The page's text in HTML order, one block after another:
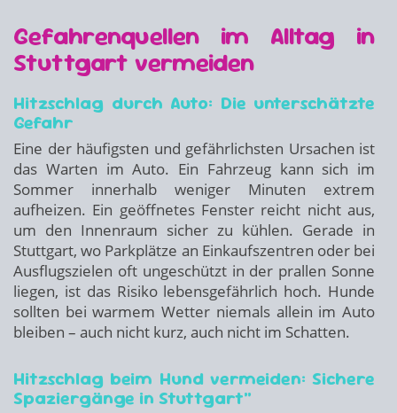
Gefahrenquellen im Alltag in
Stuttgart vermeiden
Hitzschlag durch Auto: Die unterschätzte
Gefahr
Eine der häufigsten und gefährlichsten Ursachen ist
das Warten im Auto. Ein Fahrzeug kann sich im
Sommer innerhalb weniger Minuten extrem
aufheizen. Ein geöffnetes Fenster reicht nicht aus,
um den Innenraum sicher zu kühlen. Gerade in
Stuttgart, wo Parkplätze an Einkaufszentren oder bei
Ausflugszielen oft ungeschützt in der prallen Sonne
liegen, ist das Risiko lebensgefährlich hoch. Hunde
sollten bei warmem Wetter niemals allein im Auto
bleiben – auch nicht kurz, auch nicht im Schatten.
Hitzschlag beim Hund vermeiden: Sichere
Spaziergänge in Stuttgart“